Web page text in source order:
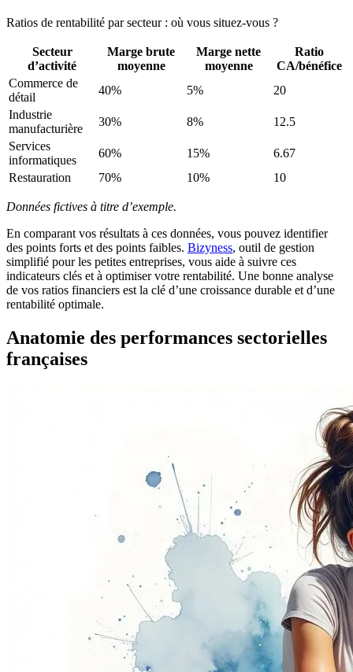
Ratios de rentabilité par secteur : où vous situez-vous ?
Secteur
d’activité
Marge brute
moyenne
Marge nette
moyenne
Ratio
CA/bénéfice
Commerce de
détail
40% 5%
20
Industrie
manufacturière
30% 8%
12.5
Services
informatiques
60% 15%
6.67
Restauration
70% 10% 10
Données fictives à titre d’exemple.
En comparant vos résultats à ces données, vous pouvez identifier
des points forts et des points faibles. Bizyness, outil de gestion
simplifié pour les petites entreprises, vous aide à suivre ces
indicateurs clés et à optimiser votre rentabilité. Une bonne analyse
de vos ratios financiers est la clé d’une croissance durable et d’une
rentabilité optimale.
Anatomie des performances sectorielles
françaises